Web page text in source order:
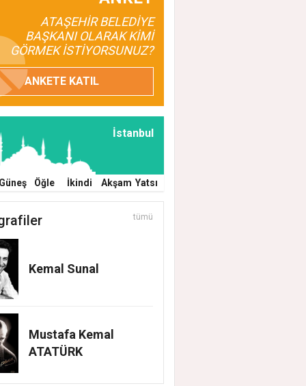
ATAŞEHİR BELEDİYE
BAŞKANI OLARAK KİMİ
GÖRMEK İSTİYORSUNUZ?
ANKETE KATIL
İstanbul
Güneş Öğle İkindi Akşam Yatsı
tümü
Kemal Sunal
Mustafa Kemal
ATATÜRK